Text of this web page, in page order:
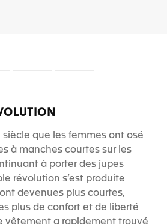
d
e
siècle que les femmes ont osé
à manches courtes sur les
à porter des jupes
révolution s’est produite
devenues plus courtes,
plus de confort et de liberté